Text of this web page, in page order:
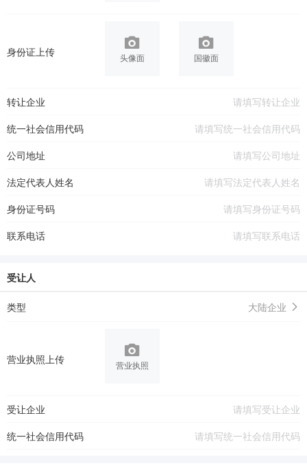
身份证上传 头像面 国徽面
转让企业
统一社会信用代码
公司地址
法定代表人姓名
身份证号码
联系电话
受让人
类型 大陆企业
营业执照上传 营业执照
受让企业
统一社会信用代码